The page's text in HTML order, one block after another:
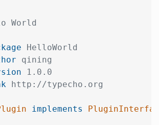
World
HelloWorld
qining
1.0.0
http://typecho.org
implements